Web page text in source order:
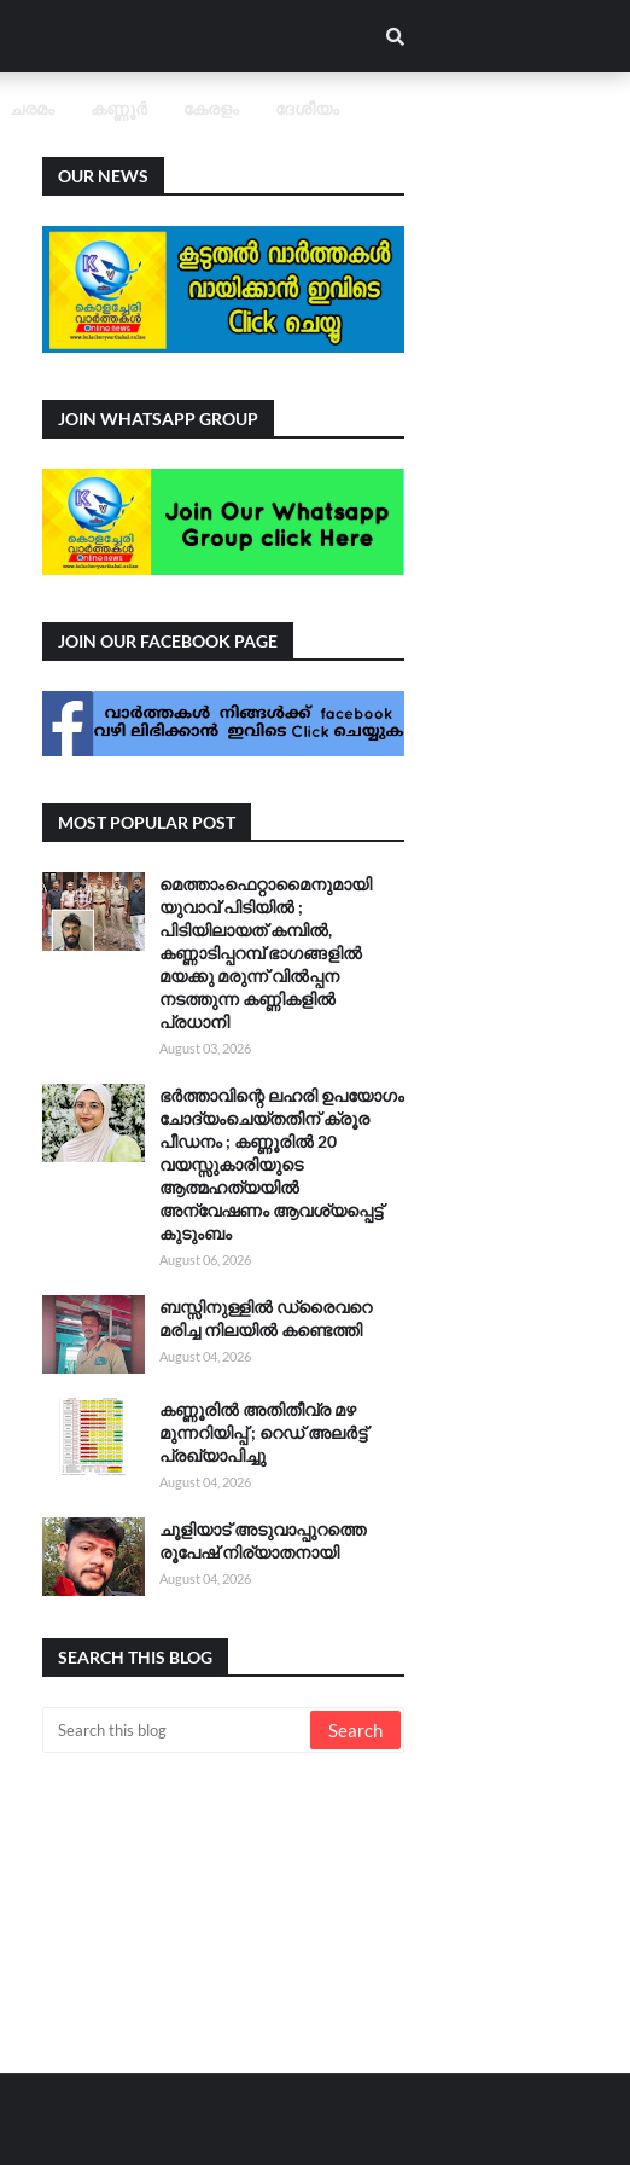
ചരമം കണ്ണൂർ കേരളം ദേശീയം
OUR NEWS
JOIN WHATSAPP GROUP
JOIN OUR FACEBOOK PAGE
MOST POPULAR POST
മെത്താംഫെറ്റാമൈനുമായി
യുവാവ് പിടിയിൽ ;
പിടിയിലായത് കമ്പിൽ,
കണ്ണാടിപ്പറമ്പ് ഭാഗങ്ങളിൽ
മയക്കു മരുന്ന് വിൽപ്പന
നടത്തുന്ന കണ്ണികളിൽ
പ്രധാനി
August 03, 2026
ഭർത്താവിന്റെ ലഹരി ഉപയോഗം
ചോദ്യംചെയ്തതിന് ക്രൂര
പീഡനം ; കണ്ണൂരിൽ 20
വയസ്സുകാരിയുടെ
ആത്മഹത്യയിൽ
അന്വേഷണം ആവശ്യപ്പെട്ട്
കുടുംബം
August 06, 2026
ബസ്സിനുള്ളിൽ ഡ്രൈവറെ
മരിച്ച നിലയിൽ കണ്ടെത്തി
August 04, 2026
കണ്ണൂരിൽ അതിതീവ്ര മഴ
മുന്നറിയിപ്പ് ; റെഡ് അലർട്ട്
പ്രഖ്യാപിച്ചു
August 04, 2026
ചൂളിയാട് അടുവാപ്പുറത്തെ
രൂപേഷ് നിര്യാതനായി
August 04, 2026
SEARCH THIS BLOG